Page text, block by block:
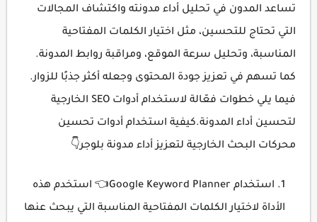
تساعد المدون في تحليل أداء مدونته واكتشاف المجالات
التي تحتاج للتحسين، مثل اختيار الكلمات المفتاحية
المناسبة، وتحليل سرعة الموقع، ومراقبة روابط المدونة.
كما تسهم في تعزيز جودة المحتوى وجعله أكثر جذبًا للزوار.
فيما يلي خطوات فعّالة لاستخدام أدوات SEO الخارجية
لتحسين أداء المدونة.كيفية استخدام أدوات تحسين
محركات البحث الخارجية لتعزيز أداء مدونة بلوجر👇
استخدام Google Keyword Planner👈 استخدم هذه
الأداة لاختيار الكلمات المفتاحية المناسبة التي يبحث عنها